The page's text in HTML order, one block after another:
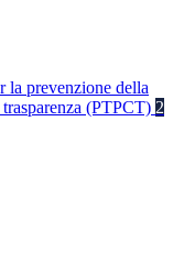
la prevenzione della
(PTPCT) 2